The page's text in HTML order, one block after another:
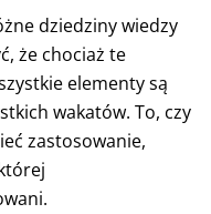
dziedziny wiedzy
że chociaż te
elementy są
wakatów. To, czy
zastosowanie,